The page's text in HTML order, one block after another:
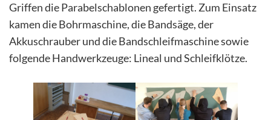
Griffen die Parabelschablonen gefertigt. Zum Einsatz
kamen die Bohrmaschine, die Bandsäge, der
Akkuschrauber und die Bandschleifmaschine sowie
folgende Handwerkzeuge: Lineal und Schleifklötze.